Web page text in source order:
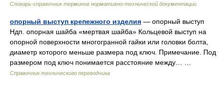
Словарь-справочник терминов нормативно-технической документации
опорный выступ крепежного изделия — опорный выступ
Ндп. опорная шайба «мертвая шайба» Кольцевой выступ на
опорной поверхности многогранной гайки или головки болта,
диаметр которого меньше размера под ключ. Примечание. Под
размером под ключ понимается расстояние между… …
Справочник технического переводчика